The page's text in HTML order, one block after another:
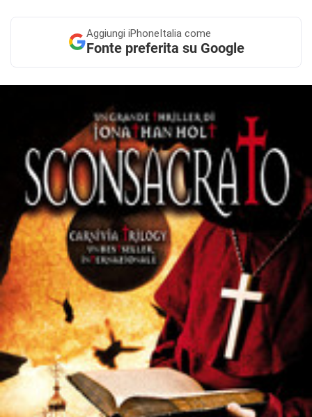
Aggiungi iPhoneItalia come
Fonte preferita su Google